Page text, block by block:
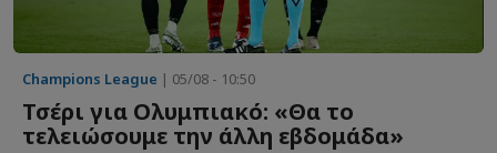
Champions League | 05/08 - 10:50
Τσέρι για Ολυμπιακό: «Θα το
τελειώσουμε την άλλη εβδομάδα»